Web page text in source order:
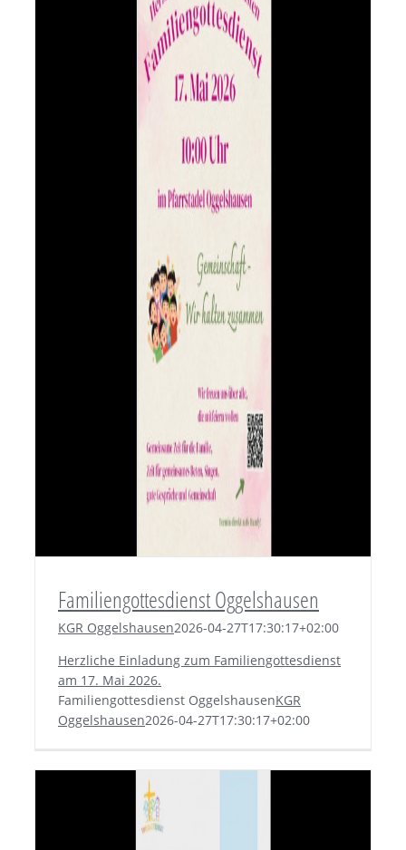
Familiengottesdienst Oggelshausen
KGR Oggelshausen2026-04-27T17:30:17+02:00
Herzliche Einladung zum Familiengottesdienst
am 17. Mai 2026.
Familiengottesdienst OggelshausenKGR
Oggelshausen2026-04-27T17:30:17+02:00